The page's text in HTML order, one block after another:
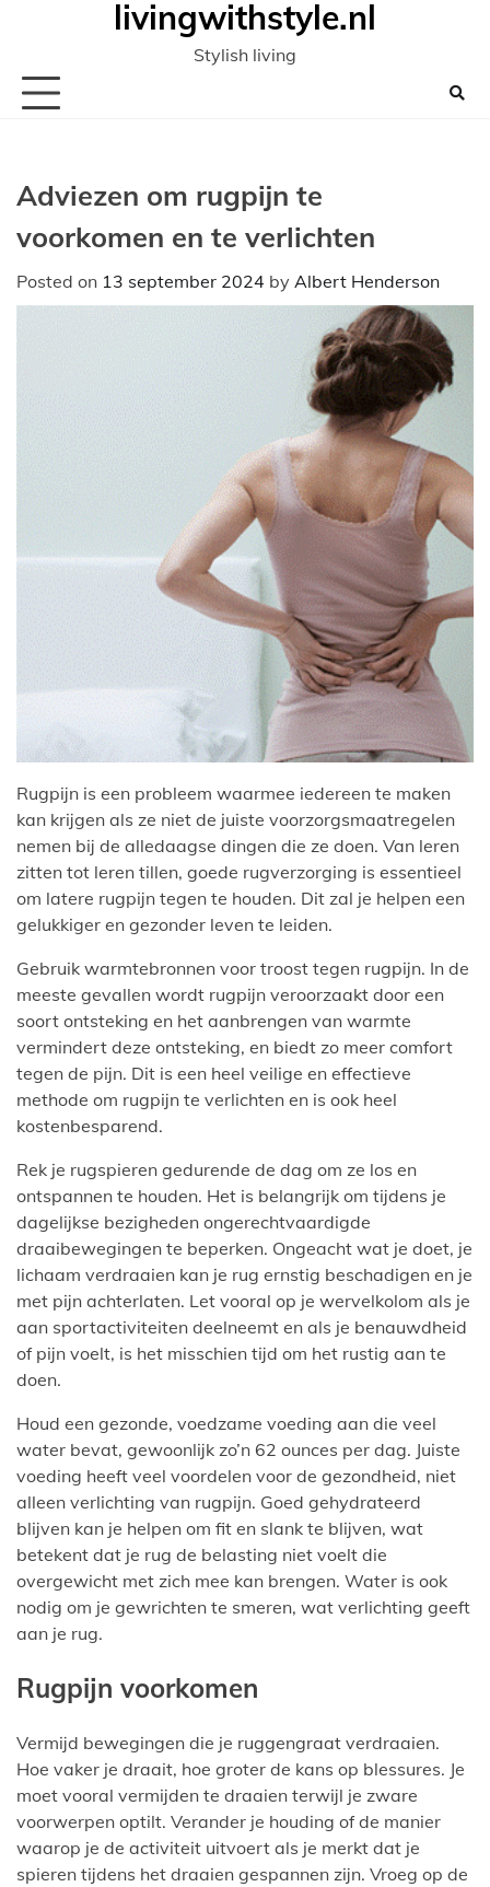
inhoud
livingwithstyle.nl
Stylish living
Adviezen om rugpijn te
voorkomen en te verlichten
Posted on 13 september 2024 by Albert Henderson
Rugpijn is een probleem waarmee iedereen te maken
kan krijgen als ze niet de juiste voorzorgsmaatregelen
nemen bij de alledaagse dingen die ze doen. Van leren
zitten tot leren tillen, goede rugverzorging is essentieel
om latere rugpijn tegen te houden. Dit zal je helpen een
gelukkiger en gezonder leven te leiden.
Gebruik warmtebronnen voor troost tegen rugpijn. In de
meeste gevallen wordt rugpijn veroorzaakt door een
soort ontsteking en het aanbrengen van warmte
vermindert deze ontsteking, en biedt zo meer comfort
tegen de pijn. Dit is een heel veilige en effectieve
methode om rugpijn te verlichten en is ook heel
kostenbesparend.
Rek je rugspieren gedurende de dag om ze los en
ontspannen te houden. Het is belangrijk om tijdens je
dagelijkse bezigheden ongerechtvaardigde
draaibewegingen te beperken. Ongeacht wat je doet, je
lichaam verdraaien kan je rug ernstig beschadigen en je
met pijn achterlaten. Let vooral op je wervelkolom als je
aan sportactiviteiten deelneemt en als je benauwdheid
of pijn voelt, is het misschien tijd om het rustig aan te
doen.
Houd een gezonde, voedzame voeding aan die veel
water bevat, gewoonlijk zo’n 62 ounces per dag. Juiste
voeding heeft veel voordelen voor de gezondheid, niet
alleen verlichting van rugpijn. Goed gehydrateerd
blijven kan je helpen om fit en slank te blijven, wat
betekent dat je rug de belasting niet voelt die
overgewicht met zich mee kan brengen. Water is ook
nodig om je gewrichten te smeren, wat verlichting geeft
aan je rug.
Rugpijn voorkomen
Vermijd bewegingen die je ruggengraat verdraaien.
Hoe vaker je draait, hoe groter de kans op blessures. Je
moet vooral vermijden te draaien terwijl je zware
voorwerpen optilt. Verander je houding of de manier
waarop je de activiteit uitvoert als je merkt dat je
spieren tijdens het draaien gespannen zijn. Vroeg op de